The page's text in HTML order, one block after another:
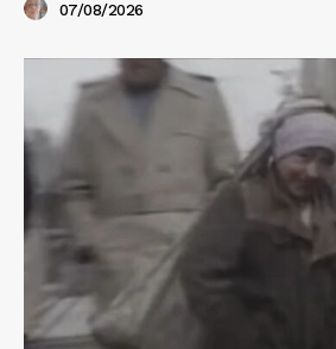
07/08/2026